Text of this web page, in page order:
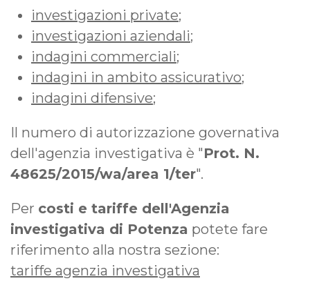
investigazioni private;
investigazioni aziendali;
indagini commerciali;
indagini in ambito assicurativo;
indagini difensive;
Il numero di autorizzazione governativa
dell'agenzia investigativa è "Prot. N.
48625/2015/wa/area 1/ter".
Per costi e tariffe dell'Agenzia
investigativa di Potenza potete fare
riferimento alla nostra sezione:
tariffe agenzia investigativa